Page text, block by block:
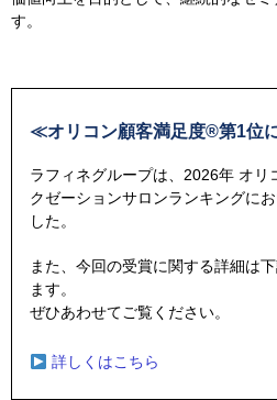
す。
≪オリコン顧客満足度®第1位
ラフィネグループは、2026年 オリ
クゼーションサロンランキングに
した。
また、今回の受賞に関する詳細は
ます。
ぜひあわせてご覧ください。
詳しくはこちら